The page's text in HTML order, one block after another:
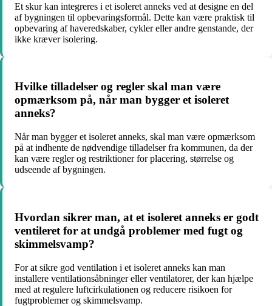
Et skur kan integreres i et isoleret anneks ved at designe en del
af bygningen til opbevaringsformål. Dette kan være praktisk til
opbevaring af haveredskaber, cykler eller andre genstande, der
ikke kræver isolering.
Hvilke tilladelser og regler skal man være
opmærksom på, når man bygger et isoleret
anneks?
Når man bygger et isoleret anneks, skal man være opmærksom
på at indhente de nødvendige tilladelser fra kommunen, da der
kan være regler og restriktioner for placering, størrelse og
udseende af bygningen.
Hvordan sikrer man, at et isoleret anneks er godt
ventileret for at undgå problemer med fugt og
skimmelsvamp?
For at sikre god ventilation i et isoleret anneks kan man
installere ventilationsåbninger eller ventilatorer, der kan hjælpe
med at regulere luftcirkulationen og reducere risikoen for
fugtproblemer og skimmelsvamp.